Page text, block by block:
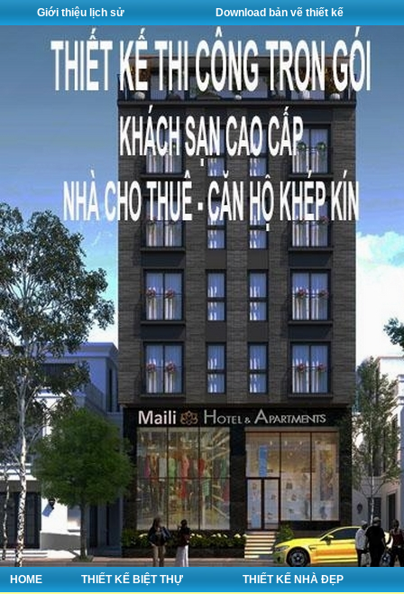
Giới thiệu lịch sử Download bản vẽ thiết kế
HOME THIẾT KẾ BIỆT THỰ THIẾT KẾ NHÀ ĐẸP